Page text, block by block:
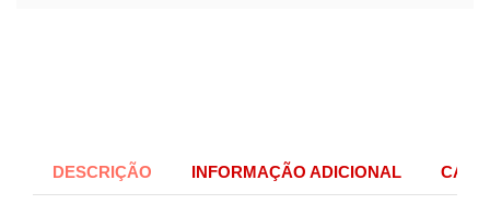
DESCRIÇÃO INFORMAÇÃO ADICIONAL